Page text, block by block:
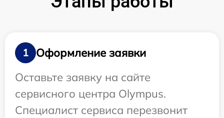
1
Оформление заявки
Оставьте заявку на сайте
сервисного центра Olympus.
Специалист сервиса перезвонит